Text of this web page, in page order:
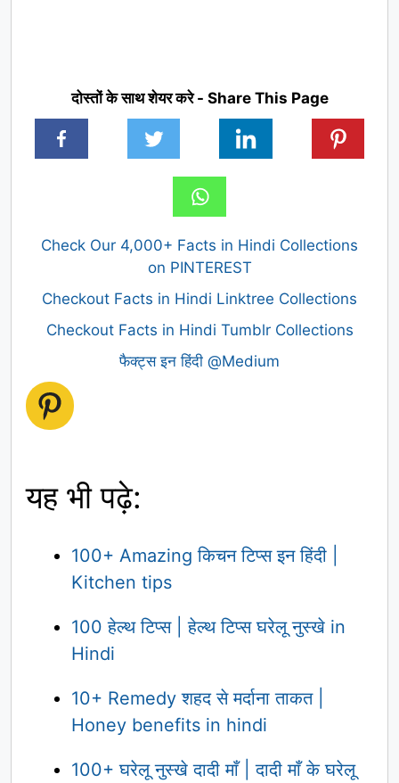
दोस्तों के साथ शेयर करे - Share This Page
Check Our 4,000+ Facts in Hindi Collections
on PINTEREST
Checkout Facts in Hindi Linktree Collections
Checkout Facts in Hindi Tumblr Collections
फैक्ट्स इन हिंदी @Medium
Pinterest
यह भी पढ़े:
100+ Amazing किचन टिप्स इन हिंदी |
Kitchen tips
100 हेल्थ टिप्स | हेल्थ टिप्स घरेलू नुस्खे in
Hindi
10+ Remedy शहद से मर्दाना ताकत |
Honey benefits in hindi
100+ घरेलू नुस्खे दादी माँ | दादी माँ के घरेलू